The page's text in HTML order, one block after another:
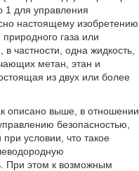
1 для управления
настоящему изобретению
газа или
частности, одна жидкость,
метан, этан и
из двух или более
описано выше, в отношении
безопасностью,
условии, что такое
При этом к возможным